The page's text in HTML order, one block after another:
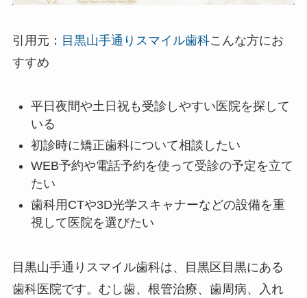
引用元： 目黒山手通りスマイル歯科こんな方にお
すすめ
平日夜間や土日祝も受診しやすい医院を探して
いる
初診時に矯正歯科について相談したい
WEB予約や電話予約を使って受診の予定を立て
たい
歯科用CTや3D光学スキャナーなどの設備を重
視して医院を選びたい
目黒山手通りスマイル歯科は、目黒区目黒にある
歯科医院です。むし歯、根管治療、歯周病、入れ